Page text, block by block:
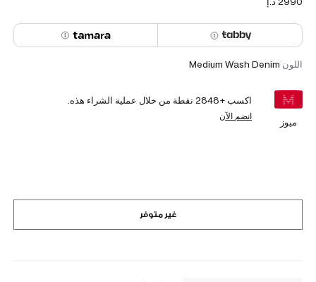
اللون Medium Wash Denim
ميوز
اكسب +2848 نقطة من خلال عملية الشراء هذه.
انضم الآن
غير متوفر